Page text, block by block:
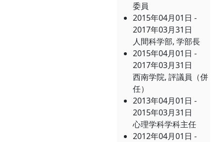
委員
2015年04月01日 -
2017年03月31日
人間科学部, 学部長
2015年04月01日 -
2017年03月31日
西南学院, 評議員（併
任）
2013年04月01日 -
2015年03月31日
心理学科学科主任
2012年04月01日 -